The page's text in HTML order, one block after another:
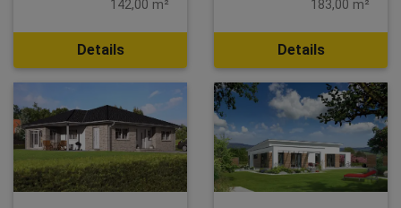
142,00 m²
Details
183,00 m²
Details